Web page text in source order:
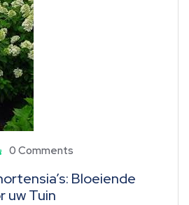
0 Comments
Bloeiende
uw Tuin